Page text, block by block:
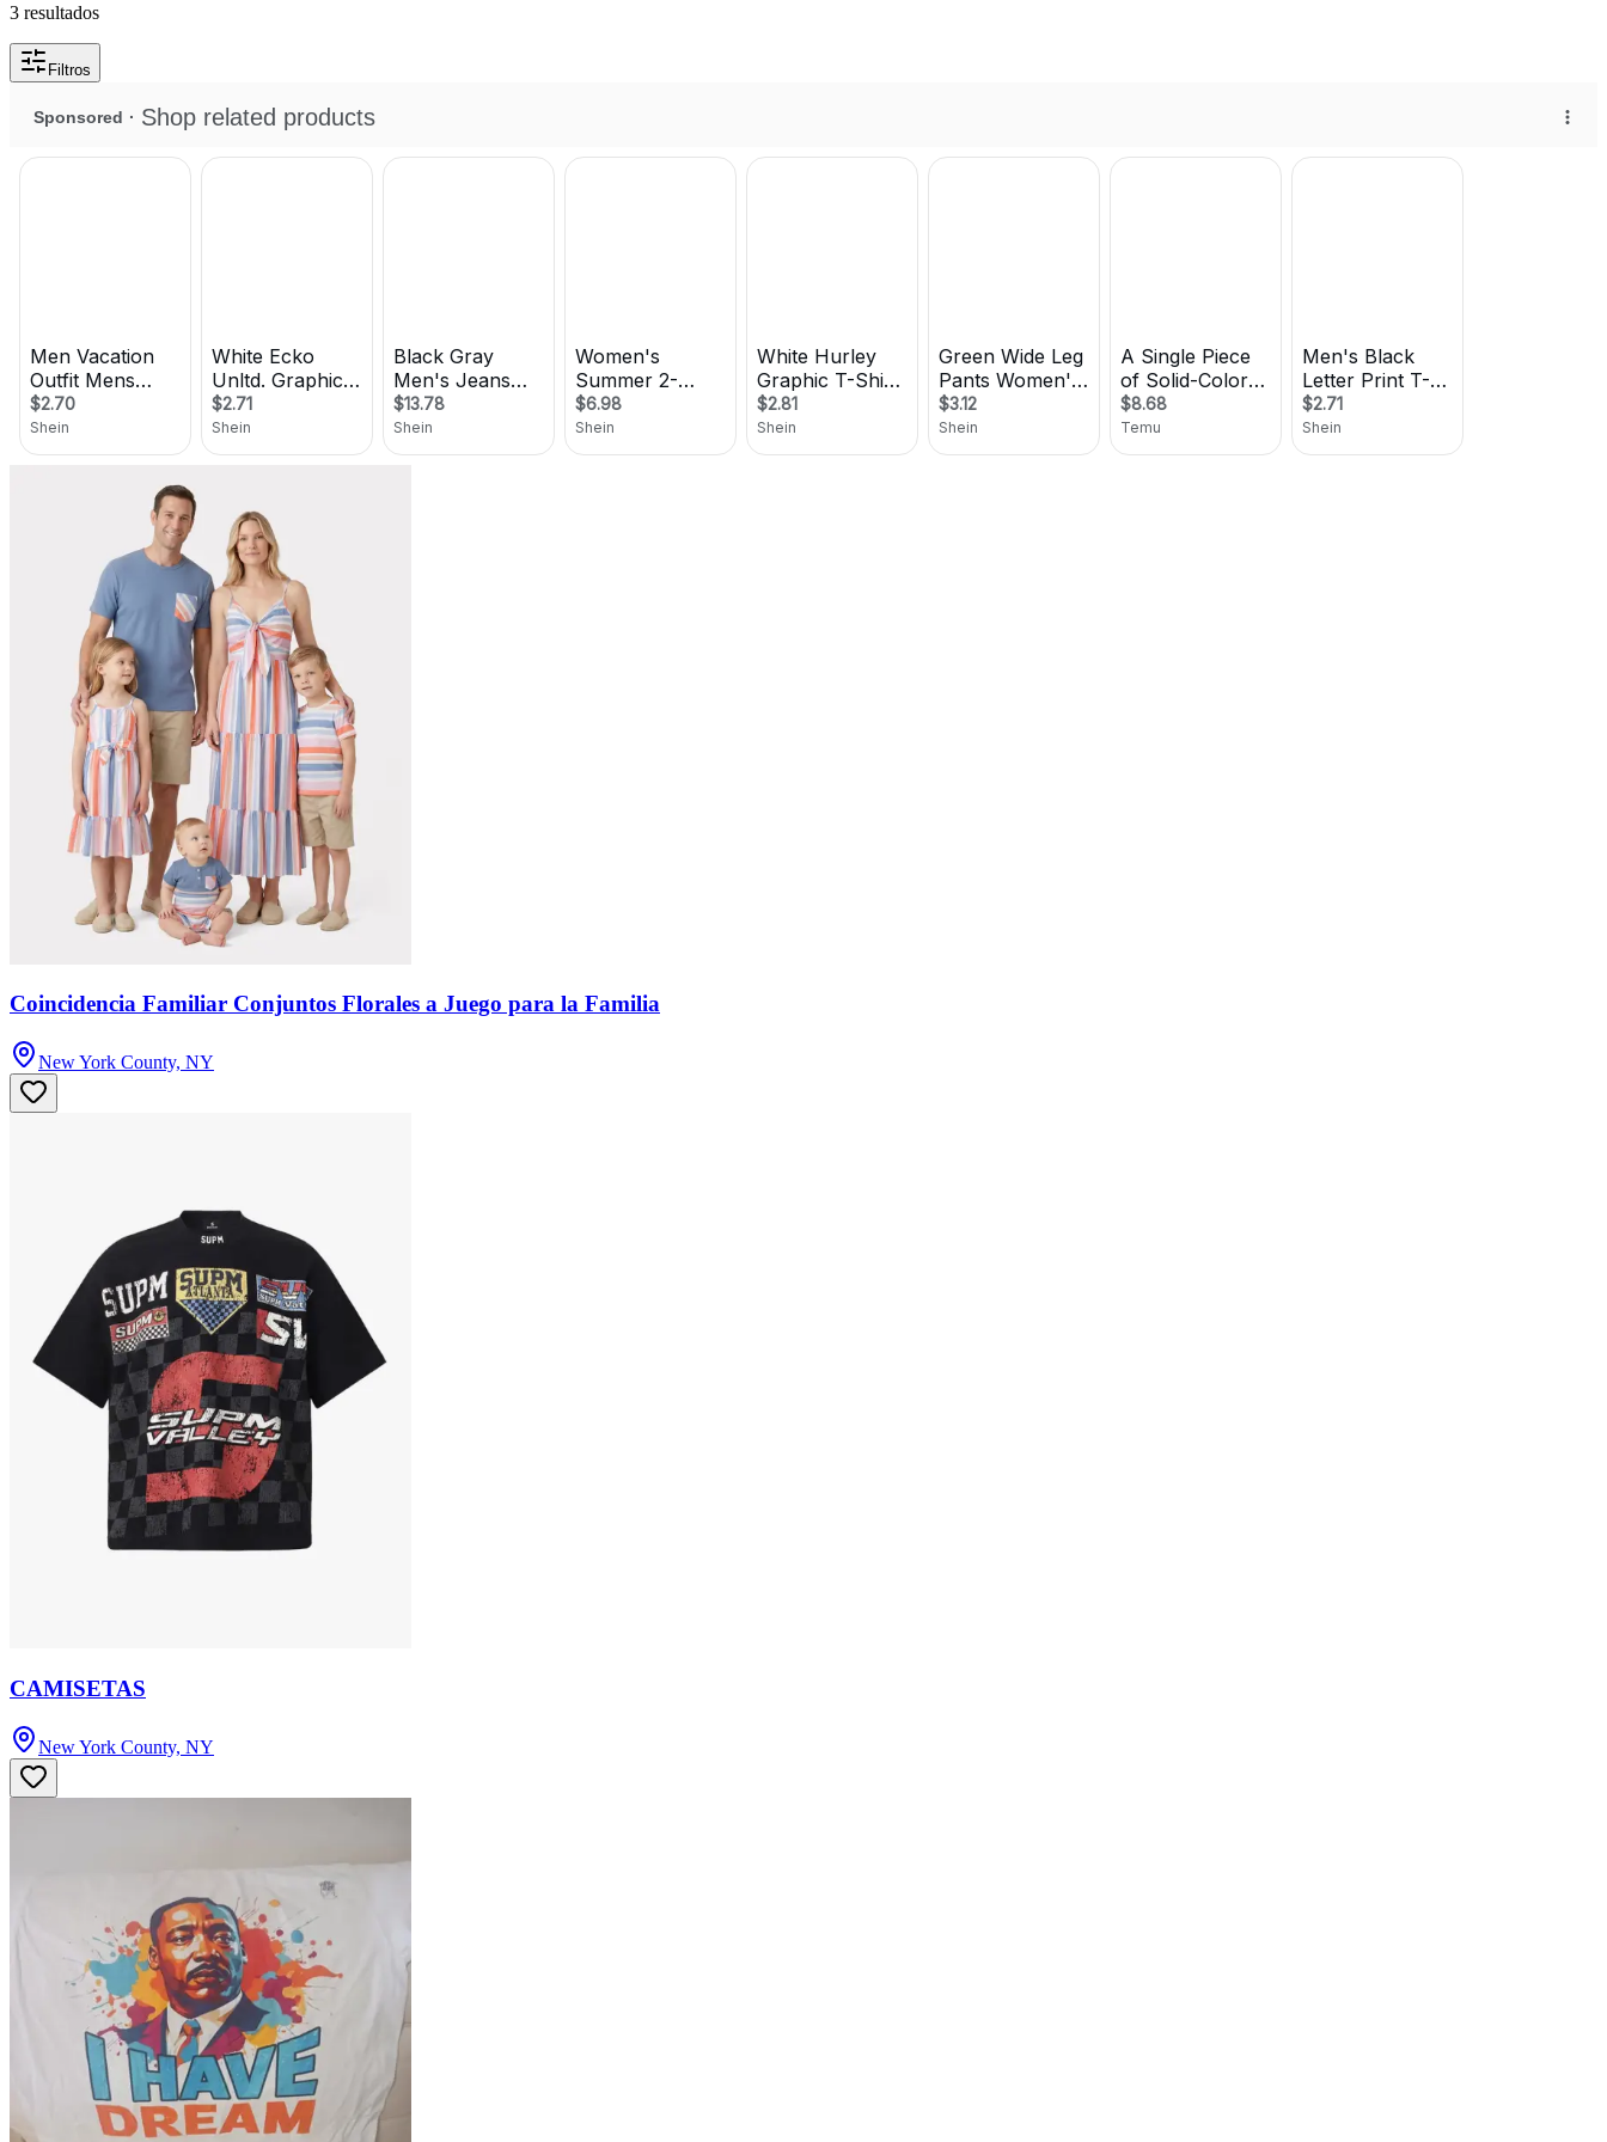
3 resultados
Filtros
Coincidencia Familiar Conjuntos Florales a Juego para la Familia
New York County, NY
CAMISETAS
New York County, NY